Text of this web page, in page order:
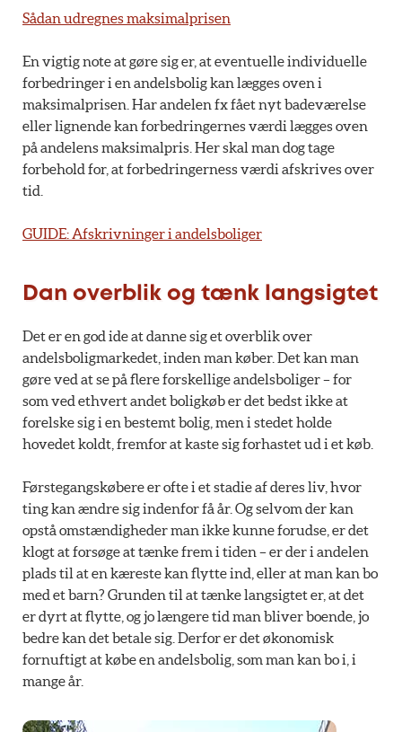
Sådan udregnes maksimalprisen
En vigtig note at gøre sig er, at eventuelle individuelle
forbedringer i en andelsbolig kan lægges oven i
maksimalprisen. Har andelen fx fået nyt badeværelse
eller lignende kan forbedringernes værdi lægges oven
på andelens maksimalpris. Her skal man dog tage
forbehold for, at forbedringerness værdi afskrives over
tid.
GUIDE: Afskrivninger i andelsboliger
Dan overblik og tænk langsigtet
Det er en god ide at danne sig et overblik over
andelsboligmarkedet, inden man køber. Det kan man
gøre ved at se på flere forskellige andelsboliger – for
som ved ethvert andet boligkøb er det bedst ikke at
forelske sig i en bestemt bolig, men i stedet holde
hovedet koldt, fremfor at kaste sig forhastet ud i et køb.
Førstegangskøbere er ofte i et stadie af deres liv, hvor
ting kan ændre sig indenfor få år. Og selvom der kan
opstå omstændigheder man ikke kunne forudse, er det
klogt at forsøge at tænke frem i tiden – er der i andelen
plads til at en kæreste kan flytte ind, eller at man kan bo
med et barn? Grunden til at tænke langsigtet er, at det
er dyrt at flytte, og jo længere tid man bliver boende, jo
bedre kan det betale sig. Derfor er det økonomisk
fornuftigt at købe en andelsbolig, som man kan bo i, i
mange år.